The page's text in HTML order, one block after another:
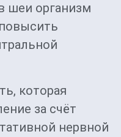
шеи организм
которая
за счёт
нервной